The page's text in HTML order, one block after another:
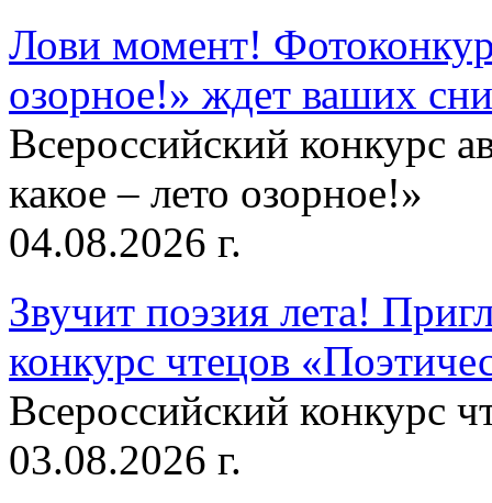
Лови момент!
озорное!» ждет ваших
Всероссийский конкурс
какое – лето озорное!»
04.08.2026 г.
Звучит поэзия лета!
конкурс чтецов
Всероссийский конкурс
03.08.2026 г.